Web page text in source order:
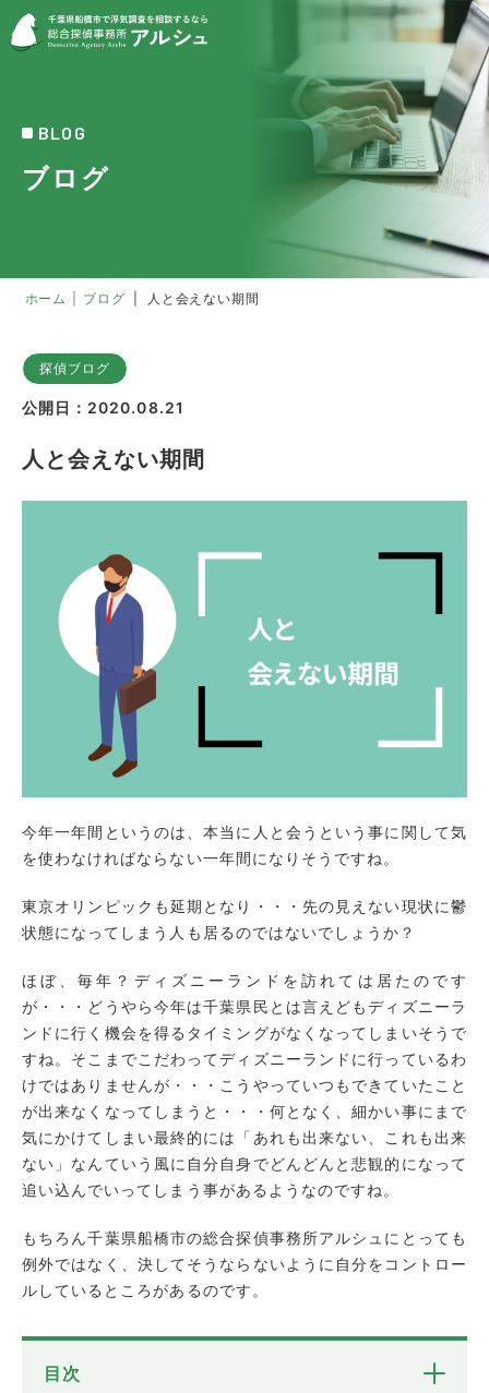
BLOG
ブログ
ホーム ブログ 人と会えない期間
探偵ブログ
公開日：2020.08.21
人と会えない期間
今年一年間というのは、本当に人と会うという事に関して気
を使わなければならない一年間になりそうですね。
東京オリンピックも延期となり・・・先の見えない現状に鬱
状態になってしまう人も居るのではないでしょうか？
ほぼ、毎年？ディズニーランドを訪れては居たのです
が・・・どうやら今年は千葉県民とは言えどもディズニーラ
ンドに行く機会を得るタイミングがなくなってしまいそうで
すね。そこまでこだわってディズニーランドに行っているわ
けではありませんが・・・こうやっていつもできていたこと
が出来なくなってしまうと・・・何となく、細かい事にまで
気にかけてしまい最終的には「あれも出来ない、これも出来
ない」なんていう風に自分自身でどんどんと悲観的になって
追い込んでいってしまう事があるようなのですね。
もちろん千葉県船橋市の総合探偵事務所アルシュにとっても
例外ではなく、決してそうならないように自分をコントロー
ルしているところがあるのです。
目次